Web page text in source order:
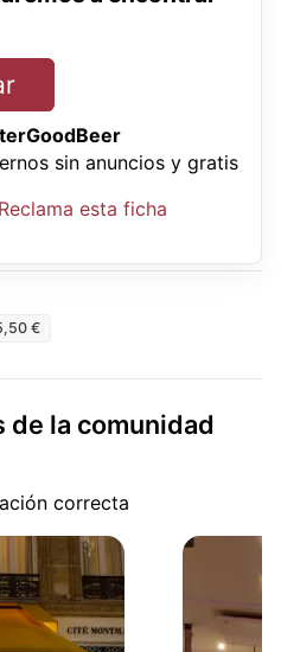
sin anuncios y gratis
esta ficha
€
de la comunidad
correcta